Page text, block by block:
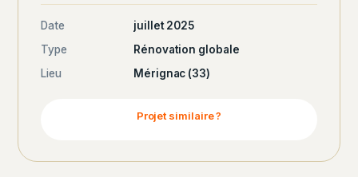
Date
juillet 2025
Type
Rénovation globale
Lieu
Mérignac (33)
Projet similaire ?